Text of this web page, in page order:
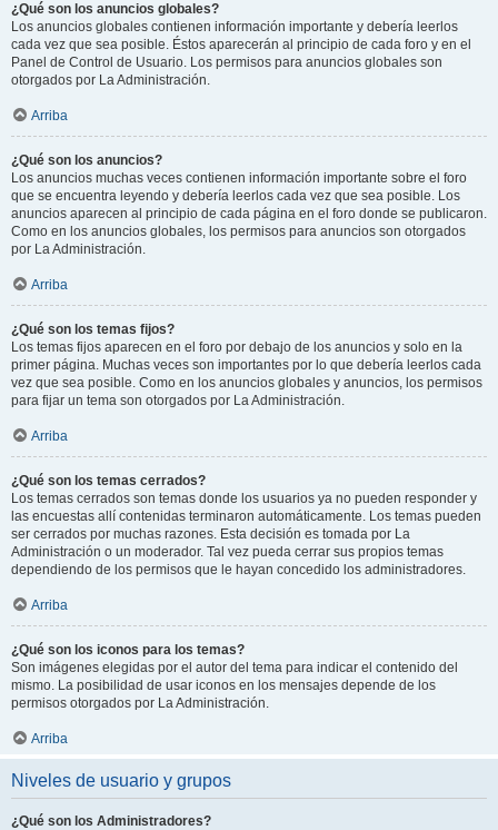
¿Qué son los anuncios globales?
Los anuncios globales contienen información importante y debería leerlos
cada vez que sea posible. Éstos aparecerán al principio de cada foro y en el
Panel de Control de Usuario. Los permisos para anuncios globales son
otorgados por La Administración.
Arriba
¿Qué son los anuncios?
Los anuncios muchas veces contienen información importante sobre el foro
que se encuentra leyendo y debería leerlos cada vez que sea posible. Los
anuncios aparecen al principio de cada página en el foro donde se publicaron.
Como en los anuncios globales, los permisos para anuncios son otorgados
por La Administración.
Arriba
¿Qué son los temas fijos?
Los temas fijos aparecen en el foro por debajo de los anuncios y solo en la
primer página. Muchas veces son importantes por lo que debería leerlos cada
vez que sea posible. Como en los anuncios globales y anuncios, los permisos
para fijar un tema son otorgados por La Administración.
Arriba
¿Qué son los temas cerrados?
Los temas cerrados son temas donde los usuarios ya no pueden responder y
las encuestas allí contenidas terminaron automáticamente. Los temas pueden
ser cerrados por muchas razones. Esta decisión es tomada por La
Administración o un moderador. Tal vez pueda cerrar sus propios temas
dependiendo de los permisos que le hayan concedido los administradores.
Arriba
¿Qué son los iconos para los temas?
Son imágenes elegidas por el autor del tema para indicar el contenido del
mismo. La posibilidad de usar iconos en los mensajes depende de los
permisos otorgados por La Administración.
Arriba
Niveles de usuario y grupos
¿Qué son los Administradores?